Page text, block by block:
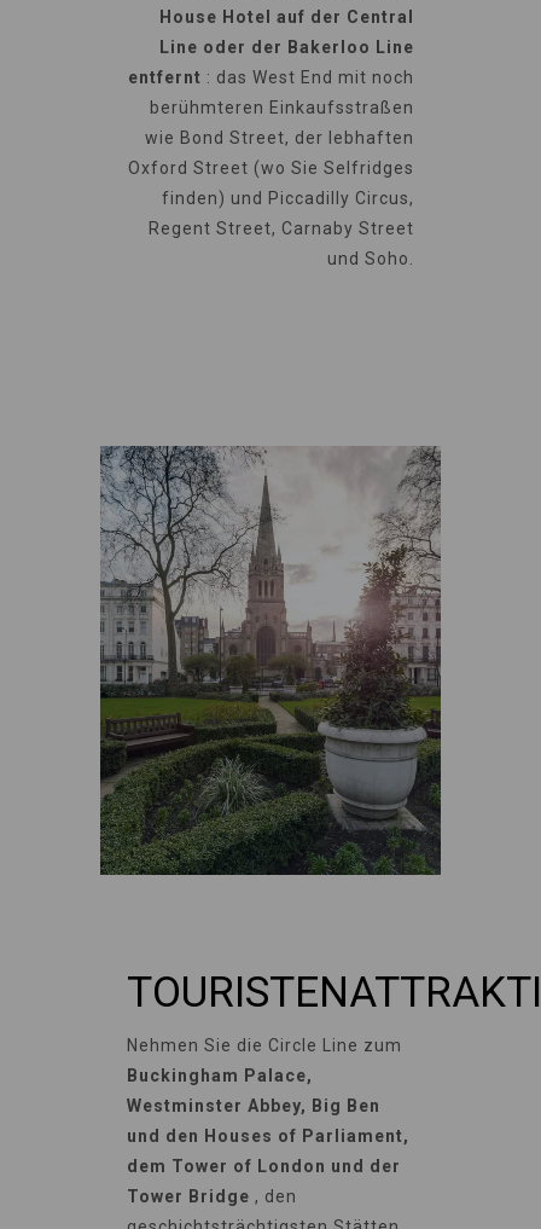
House Hotel auf der Central
Line oder der Bakerloo Line
entfernt : das West End mit noch
berühmteren Einkaufsstraßen
wie Bond Street, der lebhaften
Oxford Street (wo Sie Selfridges
finden) und Piccadilly Circus,
Regent Street, Carnaby Street
und Soho.
Nehmen Sie die Circle Line zum
Buckingham Palace,
Westminster Abbey, Big Ben
und den Houses of Parliament,
dem Tower of London und der
Tower Bridge , den